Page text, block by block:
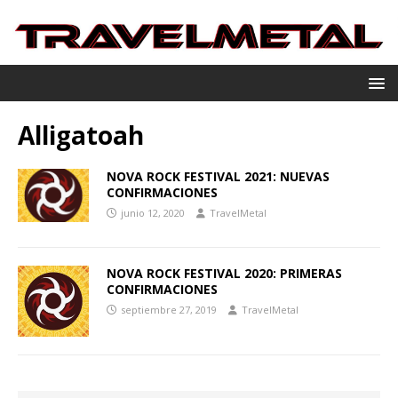
Alligatoah
NOVA ROCK FESTIVAL 2021: NUEVAS
CONFIRMACIONES
junio 12, 2020 TravelMetal
NOVA ROCK FESTIVAL 2020: PRIMERAS
CONFIRMACIONES
septiembre 27, 2019 TravelMetal